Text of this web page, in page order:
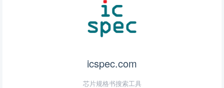
icspec.com
芯片规格书搜索工具